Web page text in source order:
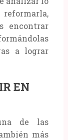
encontrar
a lograr
EN
de las
más